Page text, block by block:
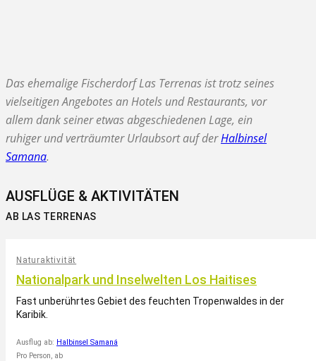
Das ehemalige Fischerdorf Las Terrenas ist trotz seines
vielseitigen Angebotes an Hotels und Restaurants, vor
allem dank seiner etwas abgeschiedenen Lage, ein
ruhiger und verträumter Urlaubsort auf derHalbinsel
Samana.
AUSFLÜGE & AKTIVITÄTEN
AB LAS TERRENAS
Naturaktivität
Nationalpark und Inselwelten Los Haitises
Fast unberührtes Gebiet des feuchten Tropenwaldes in der
Karibik.
Ausflug ab: Halbinsel Samaná
Pro Person, ab